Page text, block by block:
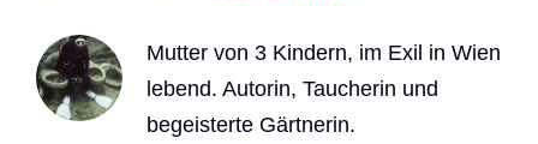
Mutter von 3 Kindern, im Exil in Wien
lebend. Autorin, Taucherin und
begeisterte Gärtnerin.